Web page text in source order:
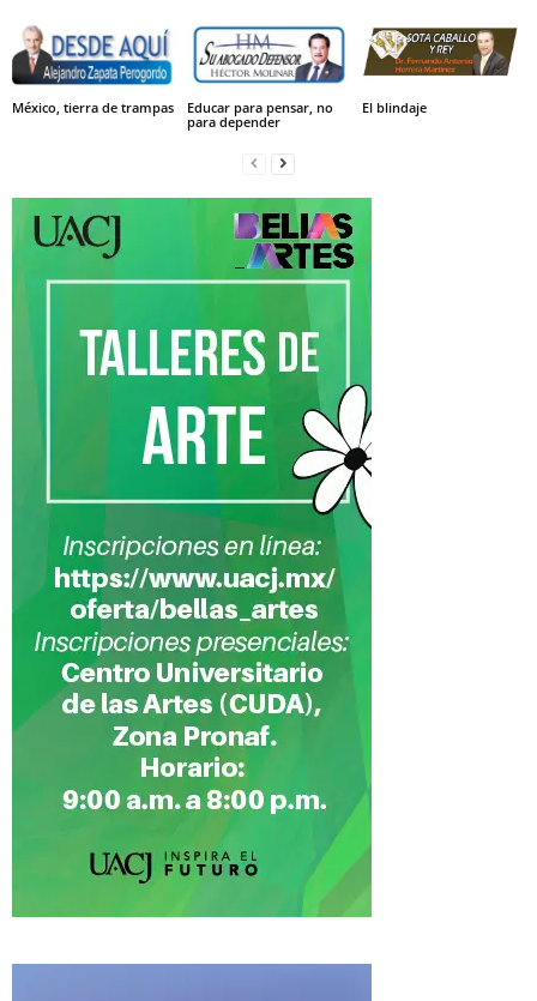
México, tierra de trampas
Educar para pensar, no
para depender
El blindaje